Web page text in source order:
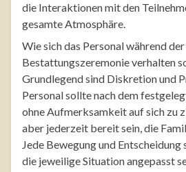
die Interaktionen mit den
gesamte Atmosphäre.
Wie sich das Personal während der
Bestattungszeremonie verhalten
Grundlegend sind Diskretion und
Personal sollte nach dem
ohne Aufmerksamkeit auf sich zu
aber jederzeit bereit sein, die
Jede Bewegung und
die jeweilige Situation angepasst